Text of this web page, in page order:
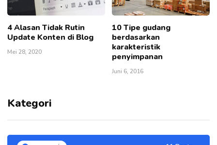
4 Alasan Tidak Rutin
Update Konten di Blog
Mei 28, 2020
10 Tipe gudang
berdasarkan
karakteristik
penyimpanan
Juni 6, 2016
Kategori